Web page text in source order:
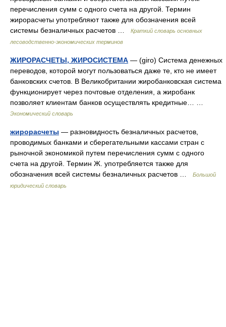
перечисления сумм с одного счета на другой. Термин
жирорасчеты употребляют также для обозначения всей
системы безналичных расчетов …
Краткий словарь основных
лесоводственно-экономических терминов
ЖИРОРАСЧЕТЫ, ЖИРОСИСТЕМА — (giro) Система денежных
переводов, которой могут пользоваться даже те, кто не имеет
банковских счетов. В Великобритании жиробанковская система
функционирует через почтовые отделения, а жиробанк
позволяет клиентам банков осуществлять кредитные… …
Экономический словарь
жирорасчеты — разновидность безналичных расчетов,
проводимых банками и сберегательными кассами стран с
рыночной экономикой путем перечисления сумм с одного
счета на другой. Термин Ж. употребляется также для
обозначения всей системы безналичных расчетов …
Большой
юридический словарь